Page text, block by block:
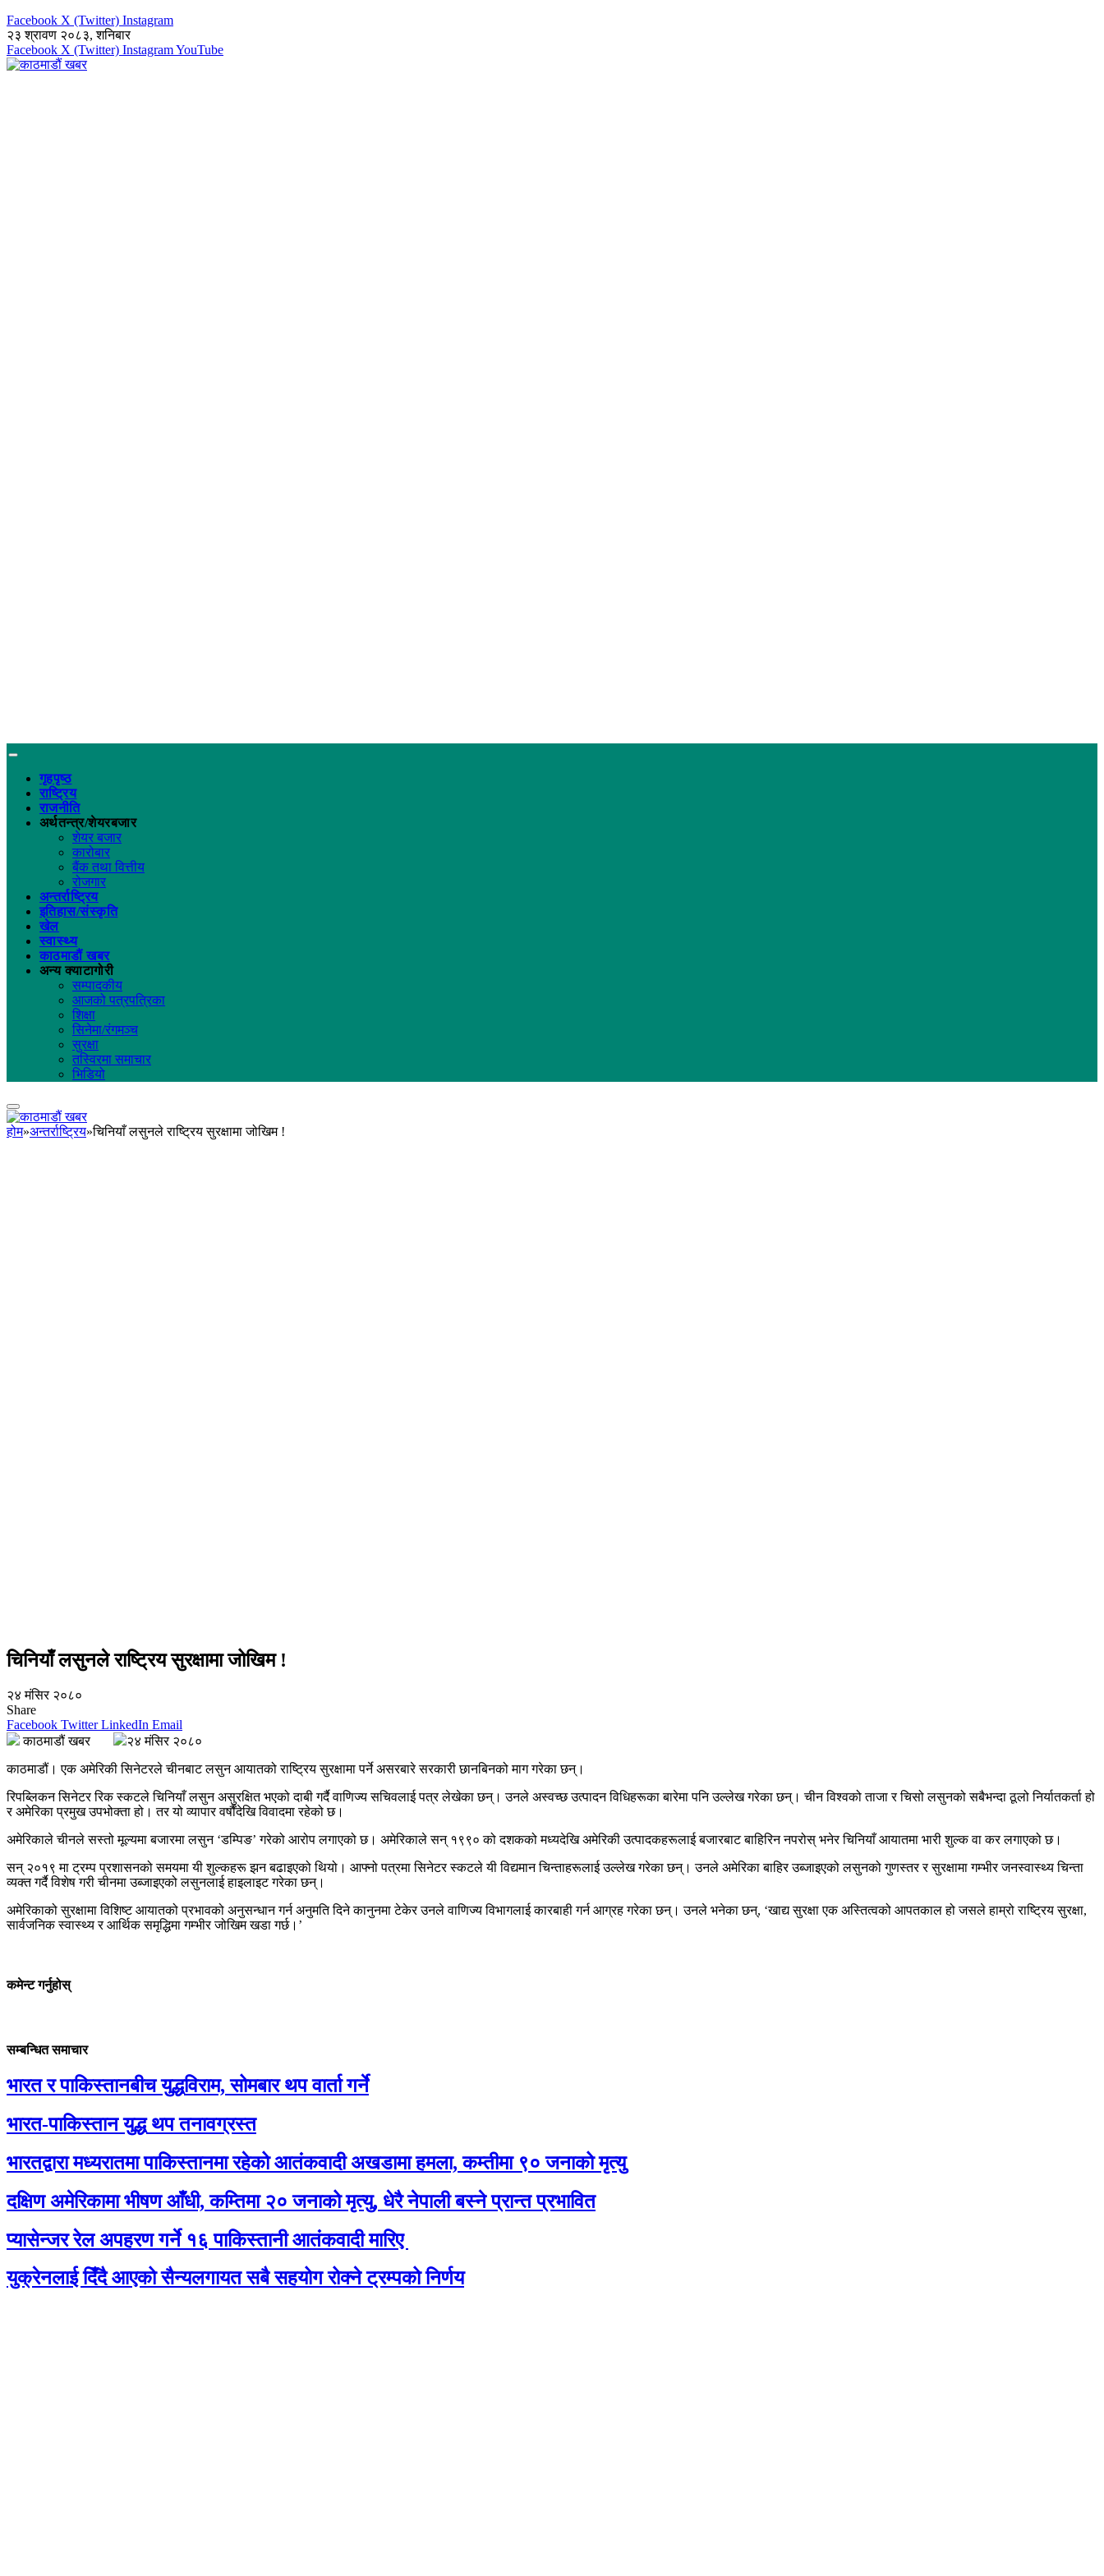
Facebook X (Twitter) Instagram
२३ श्रावण २०८३, शनिबार
Facebook X (Twitter) InstagramYouTube
गृहपृष्ठ
राष्ट्रिय
राजनीति
अर्थतन्त्र/शेयरबजार
शेयर बजार
कारोबार
बैंक तथा वित्तीय
रोजगार
अन्तर्राष्ट्रिय
इतिहास/संस्कृति
खेल
स्वास्थ्य
काठमाडौं खबर
अन्य क्याटागोरी
सम्पादकीय
आजको पत्रपत्रिका
शिक्षा
सिनेमा/रंगमञ्च
सुरक्षा
तस्विरमा समाचार
भिडियो
होम»अन्तर्राष्ट्रिय»चिनियाँ लसुनले राष्ट्रिय सुरक्षामा जोखिम !
चिनियाँ लसुनले राष्ट्रिय सुरक्षामा जोखिम !
२४ मंसिर २०८०
Share
Facebook Twitter LinkedIn Email
काठमाडौं खबर
२४ मंसिर २०८०
काठमाडौं। एक अमेरिकी सिनेटरले चीनबाट लसुन आयातको राष्ट्रिय सुरक्षामा पर्ने असरबारे सरकारी छानबिनको माग गरेका छन्।
रिपब्लिकन सिनेटर रिक स्कटले चिनियाँ लसुन असुरक्षित भएको दाबी गर्दै वाणिज्य सचिवलाई पत्र लेखेका छन्। उनले अस्वच्छ उत्पादन विधिहरूका बारेमा पनि उल्लेख गरेका छन्। चीन विश्‍वको ताजा र चिसो लसुनको सबैभन्दा ठूलो निर्यातकर्ता हो
र अमेरिका प्रमुख उपभोक्ता हो। तर यो व्यापार वर्षौंदेखि विवादमा रहेको छ।
अमेरिकाले चीनले सस्तो मूल्यमा बजारमा लसुन ‘डम्पिङ’ गरेको आरोप लगाएको छ। अमेरिकाले सन् १९९० को दशकको मध्यदेखि अमेरिकी उत्पादकहरूलाई बजारबाट बाहिरिन नपरोस् भनेर चिनियाँ आयातमा भारी शुल्क वा कर लगाएको छ।
सन् २०१९ मा ट्रम्प प्रशासनको समयमा यी शुल्कहरू झन बढाइएको थियो। आफ्नो पत्रमा सिनेटर स्कटले यी विद्यमान चिन्ताहरूलाई उल्लेख गरेका छन्। उनले अमेरिका बाहिर उब्जाइएको लसुनको गुणस्तर र सुरक्षामा गम्भीर जनस्वास्थ्य चिन्ता
व्यक्त गर्दै विशेष गरी चीनमा उब्जाइएको लसुनलाई हाइलाइट गरेका छन्।
अमेरिकाको सुरक्षामा विशिष्ट आयातको प्रभावको अनुसन्धान गर्न अनुमति दिने कानुनमा टेकेर उनले वाणिज्य विभागलाई कारबाही गर्न आग्रह गरेका छन्। उनले भनेका छन्, ‘खाद्य सुरक्षा एक अस्तित्वको आपतकाल हो जसले हाम्रो राष्ट्रिय सुरक्षा,
सार्वजनिक स्वास्थ्य र आर्थिक समृद्धिमा गम्भीर जोखिम खडा गर्छ।’
कमेन्ट गर्नुहोस्
सम्बन्धित समाचार
भारत र पाकिस्तानबीच युद्धविराम, सोमबार थप वार्ता गर्ने
भारत-पाकिस्तान युद्ध थप तनावग्रस्त
भारतद्वारा मध्यरातमा पाकिस्तानमा रहेको आतंकवादी अखडामा हमला, कम्तीमा ९० जनाको मृत्यु
दक्षिण अमेरिकामा भीषण आँधी, कम्तिमा २० जनाको मृत्यु, धेरै नेपाली बस्ने प्रान्त प्रभावित
प्यासेन्जर रेल अपहरण गर्ने १६ पाकिस्तानी आतंकवादी मारिए
युक्रेनलाई दिँदै आएको सैन्यलगायत सबै सहयोग रोक्ने ट्रम्पको निर्णय